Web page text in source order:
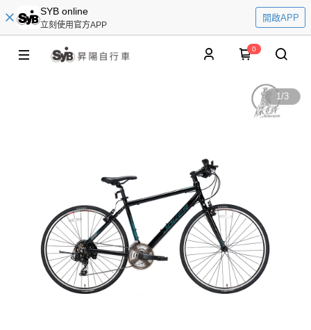
SYB online
立刻使用官方APP
開啟APP
0
1/3